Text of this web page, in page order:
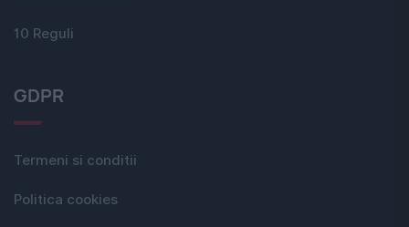
10 Reguli
GDPR
Termeni si conditii
Politica cookies